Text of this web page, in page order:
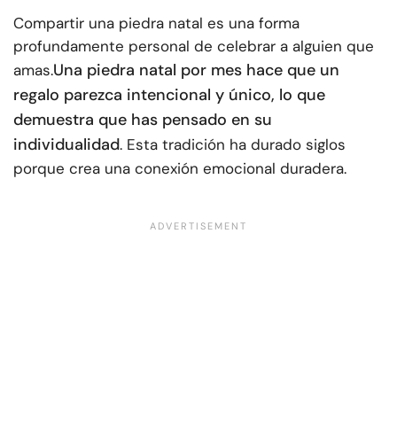
Compartir una piedra natal es una forma
profundamente personal de celebrar a alguien que
amas.Una piedra natal por mes hace que un
regalo parezca intencional y único, lo que
demuestra que has pensado en su
individualidad. Esta tradición ha durado siglos
porque crea una conexión emocional duradera.